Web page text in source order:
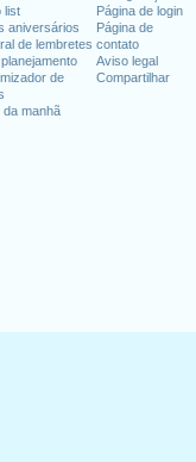
list
aniversários
de lembretes
de
da manhã
Página de login
Página de
contato
Aviso legal
Compartilhar